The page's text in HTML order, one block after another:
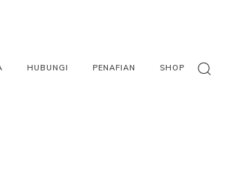
HUBUNGI PENAFIAN SHOP